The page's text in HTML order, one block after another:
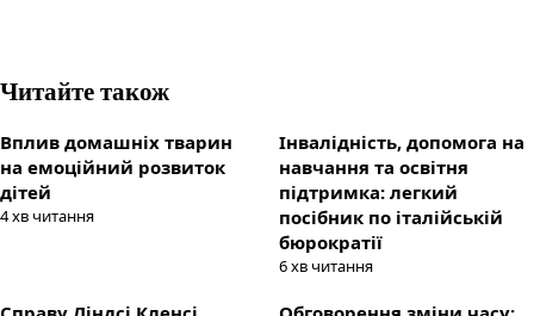
Читайте також
Вплив домашніх тварин
на емоційний розвиток
дітей
4хв читання
Інвалідність, допомога на
навчання та освітня
підтримка: легкий
посібник по італійській
бюрократії
6хв читання